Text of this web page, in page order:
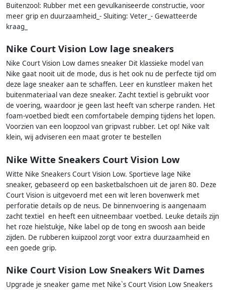
Buitenzool: Rubber met een gevulkaniseerde constructie, voor
meer grip en duurzaamheid_- Sluiting: Veter_- Gewatteerde
kraag_
Nike Court Vision Low lage sneakers
Nike Court Vision Low dames sneaker Dit klassieke model van
Nike gaat nooit uit de mode, dus is het ook nu de perfecte tijd om
deze lage sneaker aan te schaffen. Leer en kunstleer maken het
buitenmateriaal van deze sneaker. Zacht textiel is gebruikt voor
de voering, waardoor je geen last heeft van scherpe randen. Het
foam-voetbed biedt een comfortabele demping tijdens het lopen.
Voorzien van een loopzool van gripvast rubber. Let op! Nike valt
klein, wij adviseren een maat groter te bestellen
Nike Witte Sneakers Court Vision Low
Witte Nike Sneakers Court Vision Low. Sportieve lage Nike
sneaker, gebaseerd op een basketbalschoen uit de jaren 80. Deze
Court Vision is uitgevoerd met een wit leren bovenwerk met
perforatie details op de neus. De binnenvoering is aangenaam
zacht textiel en heeft een uitneembaar voetbed. Leuke details zijn
het roze hielstukje, Nike label op de tong en swoosh aan beide
zijden. De rubberen kuipzool zorgt voor extra duurzaamheid en
een goede grip.
Nike Court Vision Low Sneakers Wit Dames
Upgrade je sneaker game met Nike`s Court Vision Low Sneakers